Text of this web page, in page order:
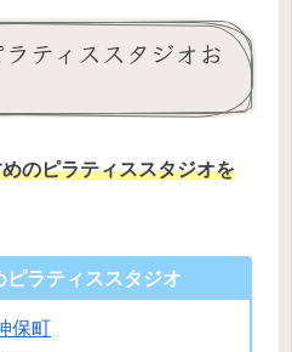
ティススタジオお
のピラティススタジオを
ラティススタジオ
保町